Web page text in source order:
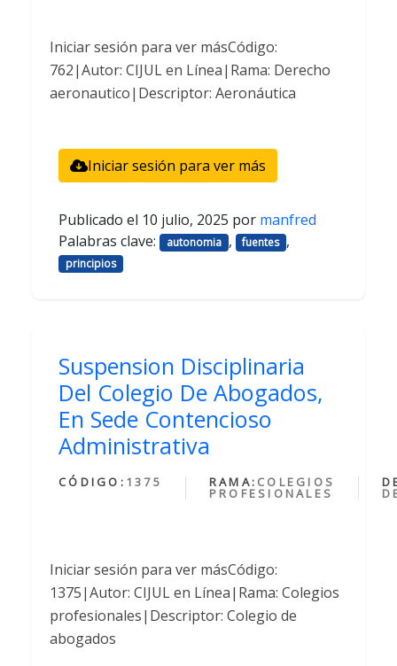
Iniciar sesión para ver másCódigo:
762|Autor: CIJUL en Línea|Rama: Derecho
aeronautico|Descriptor: Aeronáutica
Iniciar sesión para ver más
Publicado el 10 julio, 2025 por manfred
Palabras clave:
autonomia , fuentes ,
principios
Suspension Disciplinaria
Del Colegio De Abogados,
En Sede Contencioso
Administrativa
CÓDIGO: 1375 RAMA: COLEGIOS
PROFESIONALES
Iniciar sesión para ver másCódigo:
1375|Autor: CIJUL en Línea|Rama: Colegios
profesionales|Descriptor: Colegio de
abogados